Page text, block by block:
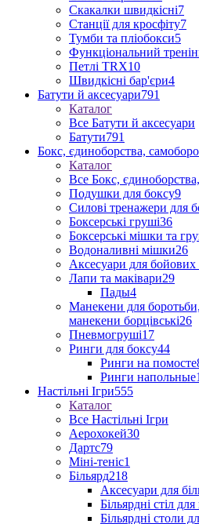
Скакалки швидкісні7
Станції для кросфіту7
Тумби та пліобокси5
Функціональний
Петлі TRX10
Швидкісні бар'єри4
Батути й аксесуари791
Каталог
Все Батути й аксесуари
Батути791
Бокс, єдиноборства,
Каталог
Все Бокс,
Подушки для боксу9
Силові тренажери для
Боксерські груші36
Боксерські мішки та
Водоналивні мішки26
Аксесуари для бойових
Лапи та маківари29
Пады4
Манекени для
манекени борцівські26
Пневмогруші17
Ринги для боксу44
Ринги на помосте
Ринги напольные
Настільні Ігри555
Каталог
Все Настільні Ігри
Аерохокей30
Дартс79
Міні-теніс1
Більярд218
Аксесуари для
Більярдні стіл для
Більярдні столи